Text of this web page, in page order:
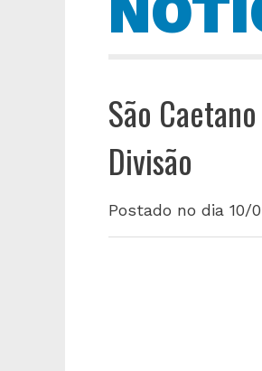
São
Divisão
Postado no dia 10/